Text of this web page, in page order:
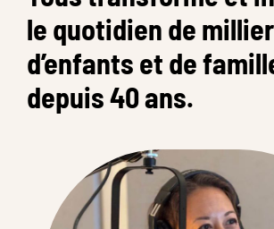
le quotidien de
d’enfants et de
depuis 40 ans.